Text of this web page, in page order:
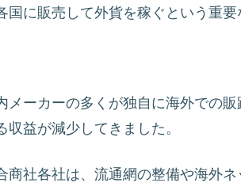
国に販売して外貨を稼ぐという重要
メーカーの多くが独自に海外での
収益が減少してきました。
商社各社は、流通網の整備や海外